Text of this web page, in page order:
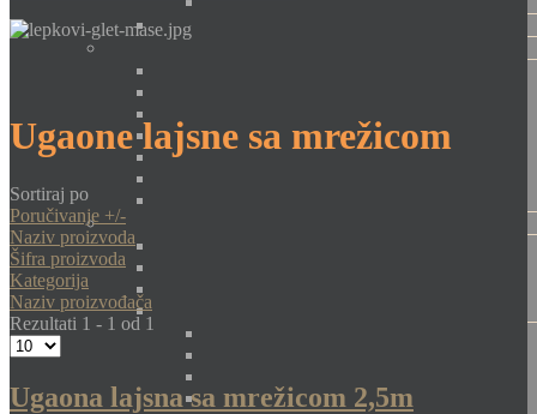
Ugaone lajsne sa mrežicom
Sortiraj po
Poručivanje +/-
Naziv proizvoda
Šifra proizvoda
Kategorija
Naziv proizvođača
Rezultati 1 - 1 od 1
Ugaona lajsna sa mrežicom 2,5m